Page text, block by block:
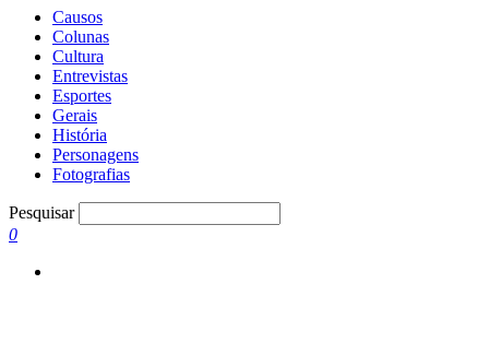
Causos
Colunas
Cultura
Entrevistas
Esportes
Gerais
História
Personagens
Fotografias
Pesquisar
0